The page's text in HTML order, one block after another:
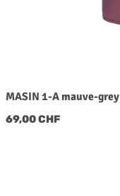
MASIN 1-A mauve-grey
Regulärer Preis:
69,00 CHF